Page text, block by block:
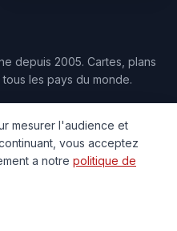
depuis 2005. Cartes, plans
les pays du monde.
CONTINENTS
mesurer l'audience et
vous acceptez
a notre politique de